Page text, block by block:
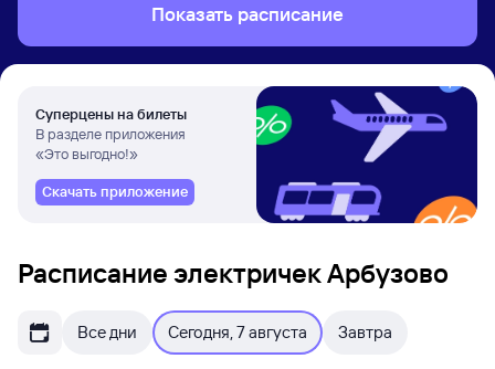
Показать расписание
Суперцены на билеты
В разделе приложения
«Это выгодно!»
Скачать приложение
Расписание электричек Арбузово
Все дни Сегодня, 7 августа Завтра